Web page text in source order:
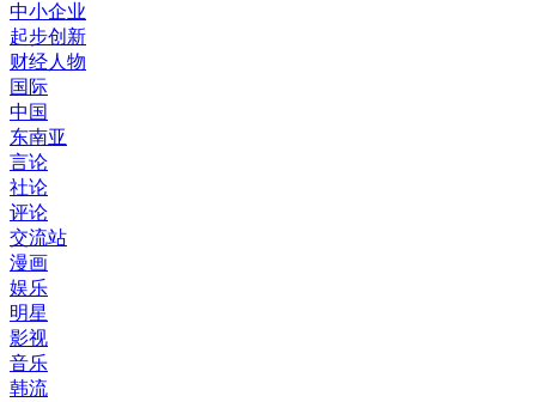
中小企业
起步创新
财经人物
国际
中国
东南亚
言论
社论
评论
交流站
漫画
娱乐
明星
影视
音乐
韩流